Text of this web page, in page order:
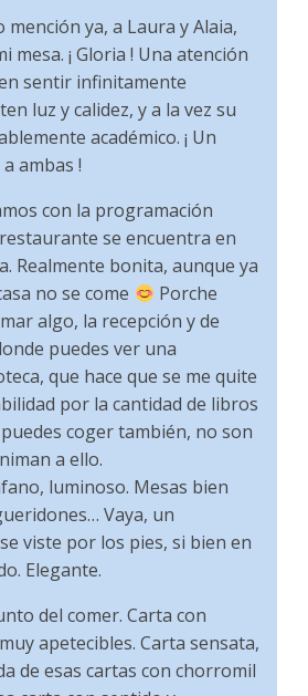
ya, a Laura y Alaia,
mesa. ¡ Gloria ! Una atención
sentir infinitamente
luz y calidez, y a la vez su
académico. ¡ Un
ambas !
con la programación
se encuentra en
Realmente bonita, aunque ya
no se come
Porche
algo, la recepción y de
puedes ver una
que hace que se me quite
por la cantidad de libros
coger también, no son
a ello.
luminoso. Mesas bien
Vaya, un
viste por los pies, si bien en
Elegante.
del comer. Carta con
apetecibles. Carta sensata,
de esas cartas con chorromil